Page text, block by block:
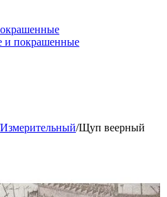
и покрашенные
Измерительный/Щуп веерный